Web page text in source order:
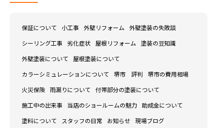
保証について 小工事 外壁リフォーム 外壁塗装の失敗談
シーリング工事 劣化症状 屋根リフォーム 塗装の豆知識
外壁塗装について 屋根塗装について
カラーシミュレーションについて 堺市 評判 堺市の費用相場
火災保険 雨漏りについて 付帯部分の塗装について
施工中の出来事 当店のショールームの魅力 助成金について
塗料について スタッフの日常 お知らせ 現場ブログ